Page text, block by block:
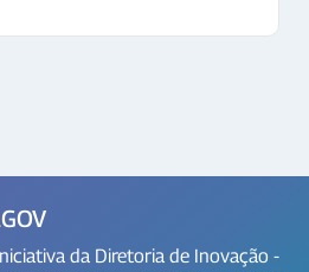
da Diretoria de Inovação -